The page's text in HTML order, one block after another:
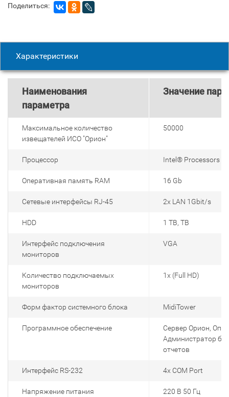
Поделиться:
Характеристики
Наименования
параметра
Значение
Максимальное количество
извещателей ИСО "Орион"
50000
Процессор Intel® Processors
Оперативная память RAM 16 Gb
Сетевые интерфейсы RJ-45 2х LAN 1Gbit/s
HDD 1 TB, TB
Интерфейс подключения
мониторов
VGA
Количество подключаемых
мониторов
1x (Full HD)
Форм фактор системного блока MidiTower
Программное обеспечение
Сервер Орион,
Администратор
отчетов
Интерфейс RS-232 4х COM Port
Напряжение питания 220 В 50 Гц